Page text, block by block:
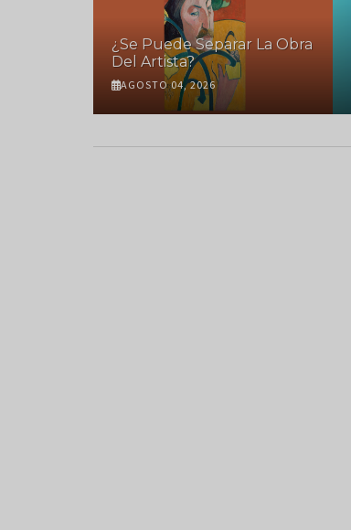
¿Se Puede Separar La Obra
Del Artista?
AGOSTO 04, 2026